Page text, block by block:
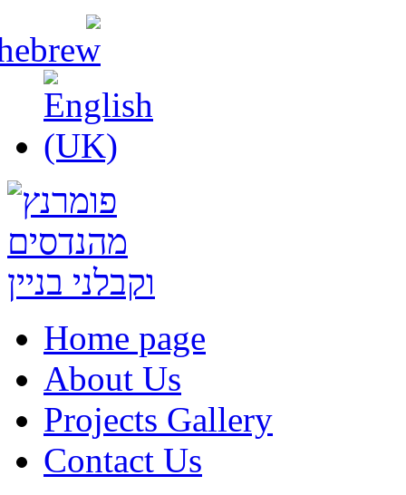
Home page
About Us
Projects Gallery
Contact Us